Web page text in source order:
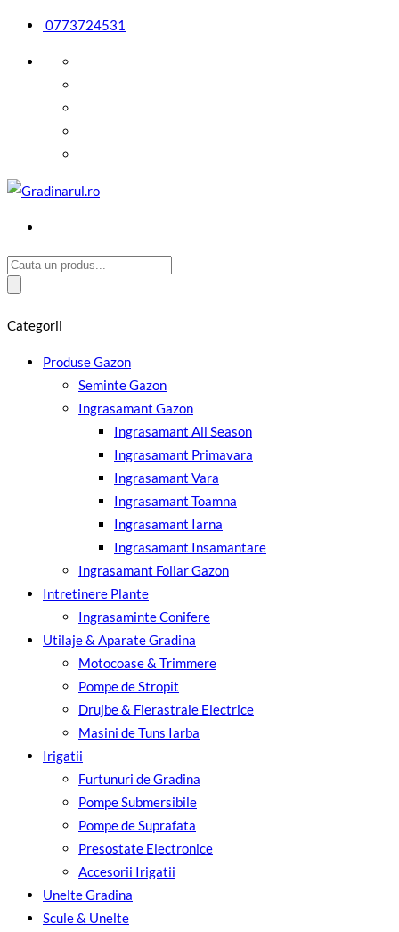
0773724531
Cauta:
Categorii
Produse Gazon
Seminte Gazon
Ingrasamant Gazon
Ingrasamant All Season
Ingrasamant Primavara
Ingrasamant Vara
Ingrasamant Toamna
Ingrasamant Iarna
Ingrasamant Insamantare
Ingrasamant Foliar Gazon
Intretinere Plante
Ingrasaminte Conifere
Utilaje & Aparate Gradina
Motocoase & Trimmere
Pompe de Stropit
Drujbe & Fierastraie Electrice
Masini de Tuns Iarba
Irigatii
Furtunuri de Gradina
Pompe Submersibile
Pompe de Suprafata
Presostate Electronice
Accesorii Irigatii
Unelte Gradina
Scule & Unelte